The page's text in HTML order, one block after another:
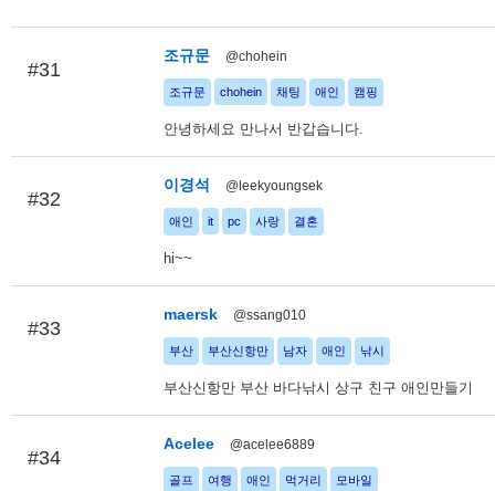
#31
조규문 @chohein
조규문 chohein 채팅 애인 캠핑
안녕하세요 만나서 반갑습니다.
#32
이경석 @leekyoungsek
애인 it pc 사랑 결혼
hi~~
#33
maersk @ssang010
부산 부산신항만 남자 애인 낚시
부산신항만 부산 바다낚시 상구 친구 애인만들기
#34
Acelee @acelee6889
골프 여행 애인 먹거리 모바일